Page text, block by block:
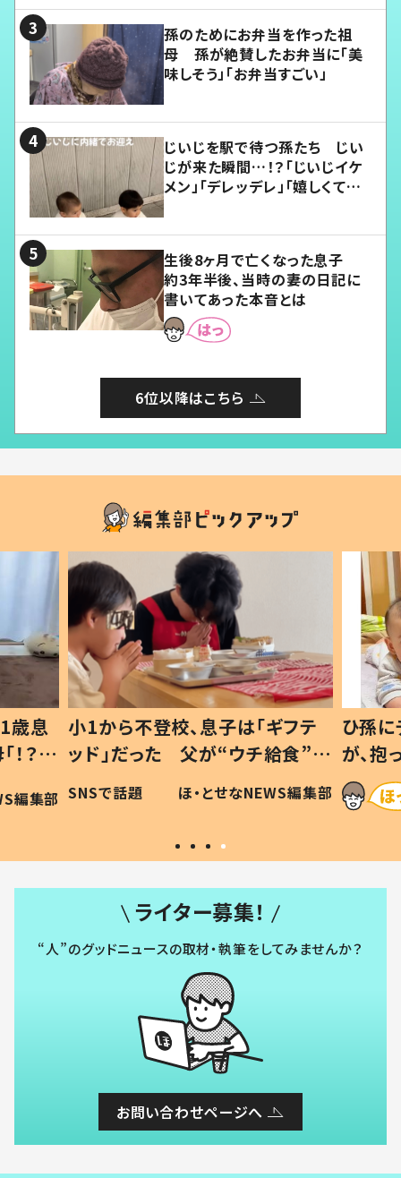
孫のためにお弁当を作った祖
母 孫が絶賛したお弁当に「美
味しそう」「お弁当すごい」
じいじを駅で待つ孫たち じい
じが来た瞬間…！？「じいじイケ
メン」「デレッデレ」「嬉しくて可
生後8ヶ月で亡くなった息子
約3年半後、当時の妻の日記に
書いてあった本音とは
6位以降はこちら
歳息
？」
編集部
小1から不登校、息子は「ギフテ
ッド」だった 父が“ウチ給食”を
作り続ける理由とは #令和の親
#令和の子
SNSで話題 ほ・とせなNEWS編集部
ひ孫
が、
「涙が
い」
ライター募集！
“人”のグッドニュースの取材・執筆をしてみませんか？
お問い合わせページへ